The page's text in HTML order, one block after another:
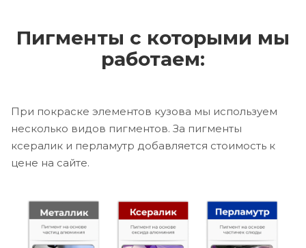
Пигменты с которыми мы
работаем:
При покраске элементов кузова мы используем
несколько видов пигментов. За пигменты
ксералик и перламутр добавляется стоимость к
цене на сайте.